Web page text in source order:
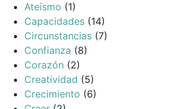
Ateísmo (1)
Capacidades (14)
Circunstancias (7)
Confianza (8)
Corazón (2)
Creatividad (5)
Crecimiento (6)